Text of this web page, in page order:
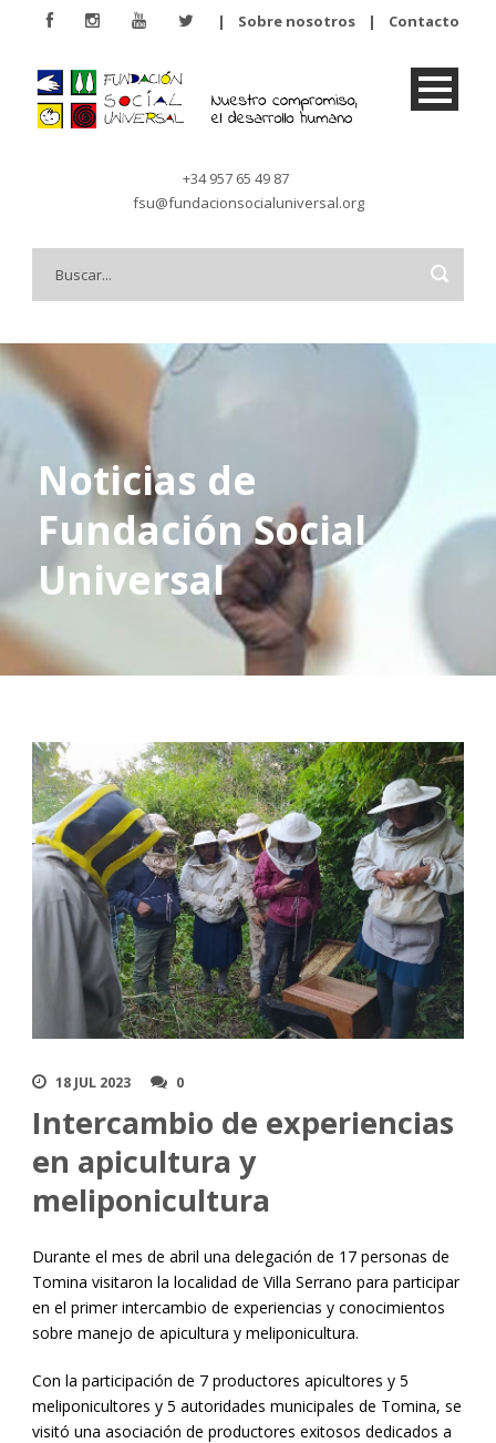
| Sobre nosotros | Contacto
+34 957 65 49 87
fsu@fundacionsocialuniversal.org
Noticias de
Fundación Social
Universal
18 JUL 2023 0
Intercambio de experiencias
en apicultura y
meliponicultura
Durante el mes de abril una delegación de 17 personas de
Tomina visitaron la localidad de Villa Serrano para participar
en el primer intercambio de experiencias y conocimientos
sobre manejo de apicultura y meliponicultura.
Con la participación de 7 productores apicultores y 5
meliponicultores y 5 autoridades municipales de Tomina, se
visitó una asociación de productores exitosos dedicados a